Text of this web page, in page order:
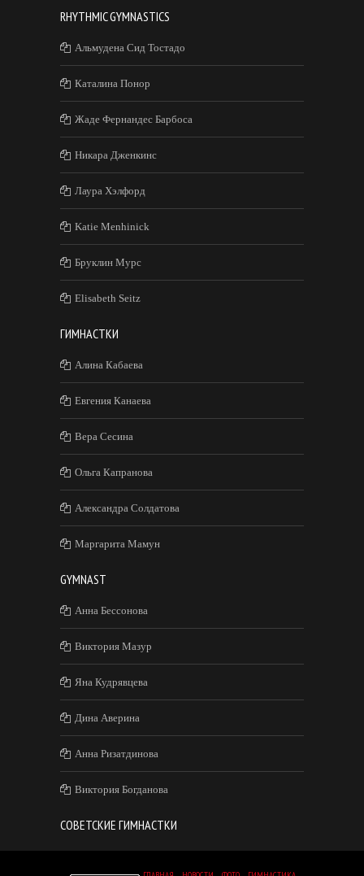
RHYTHMIC GYMNASTICS
Альмудена Сид Тостадо
Каталина Понор
Жаде Фернандес Барбоса
Никара Дженкинс
Лаура Хэлфорд
Katie Menhinick
Бруклин Мурс
Elisabeth Seitz
ГИМНАСТКИ
Алина Кабаева
Евгения Канаева
Вера Сесина
Ольга Капранова
Александра Солдатова
Маргарита Мамун
GYMNAST
Анна Бессонова
Виктория Мазур
Яна Кудрявцева
Дина Аверина
Анна Ризатдинова
Виктория Богданова
СОВЕТСКИЕ ГИМНАСТКИ